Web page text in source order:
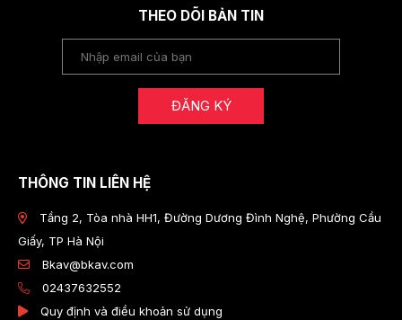
THEO DÕI BẢN TIN
ĐĂNG KÝ
THÔNG TIN LIÊN HỆ
Tầng 2, Tòa nhà HH1, Đường Dương Đình Nghệ, Phường Cầu
Giấy, TP Hà Nội
Bkav@bkav.com
02437632552
Quy định và điều khoản sử dụng